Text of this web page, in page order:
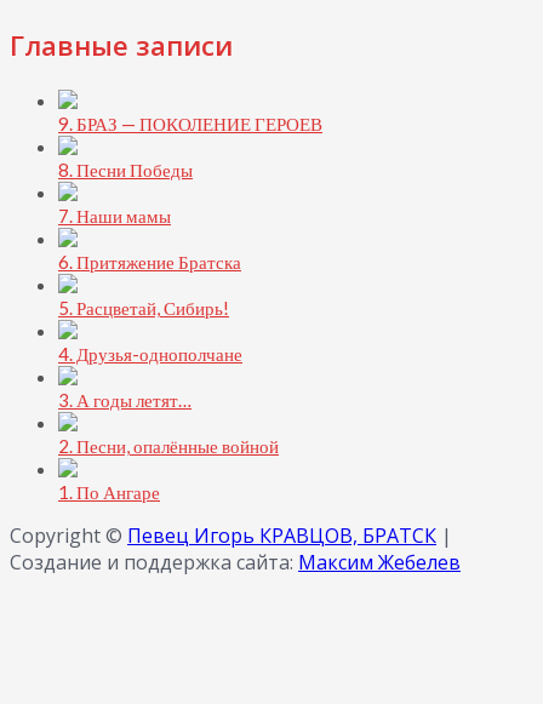
Главные записи
9. БРАЗ — ПОКОЛЕНИЕ ГЕРОЕВ
8. Песни Победы
7. Наши мамы
6. Притяжение Братска
5. Расцветай, Сибирь!
4. Друзья-однополчане
3. А годы летят…
2. Песни, опалённые войной
1. По Ангаре
Copyright © Певец Игорь КРАВЦОВ, БРАТСК |
Создание и поддержка сайта: Максим Жебелев